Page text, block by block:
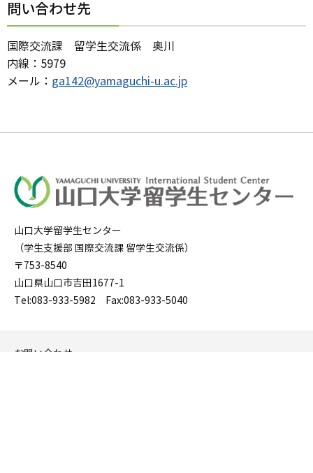
問い合わせ先
国際交流課 留学生交流係 奥川
内線：5979
メール： ga142@yamaguchi-u.ac.jp
山口大学留学生センター
（学生支援部 国際交流課 留学生交流係）
〒753-8540
山口県山口市吉田1677-1
Tel:083-933-5982 Fax:083-933-5040
お問い合わせ